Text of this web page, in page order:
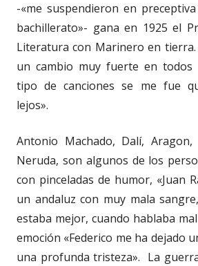
-«me suspendieron en
bachillerato»- gana en 1925 el
Literatura con Marinero en tierra.
un cambio muy fuerte en todos
tipo de canciones se me fue
lejos».
Antonio Machado, Dalí, Aragon,
Neruda, son algunos de los
con pinceladas de humor, «Juan
un andaluz con muy mala
estaba mejor, cuando hablaba
emoción «Federico me ha dejado
una profunda tristeza». La